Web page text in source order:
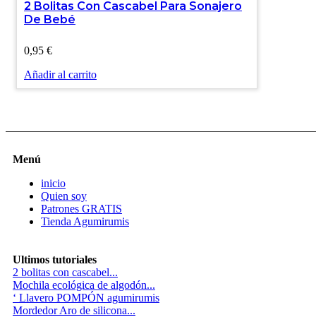
2 Bolitas Con Cascabel Para Sonajero
De Bebé
0,95 €
Añadir al carrito
Menú
inicio
Quien soy
Patrones GRATIS
Tienda Agumirumis
Ultimos tutoriales
2 bolitas con cascabel...
Mochila ecológica de algodón...
‘ Llavero POMPÓN agumirumis
Mordedor Aro de silicona...